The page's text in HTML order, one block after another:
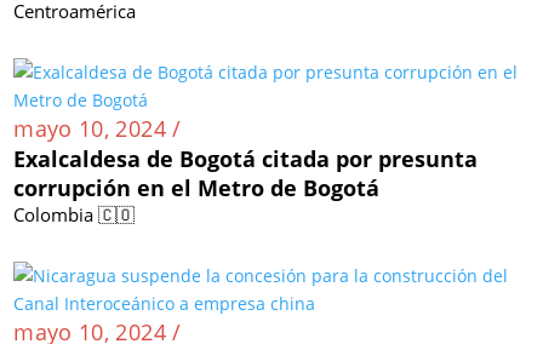
Centroamérica
mayo 10, 2024 /
Exalcaldesa de Bogotá citada por presunta
corrupción en el Metro de Bogotá
Colombia 🇨🇴
mayo 10, 2024 /